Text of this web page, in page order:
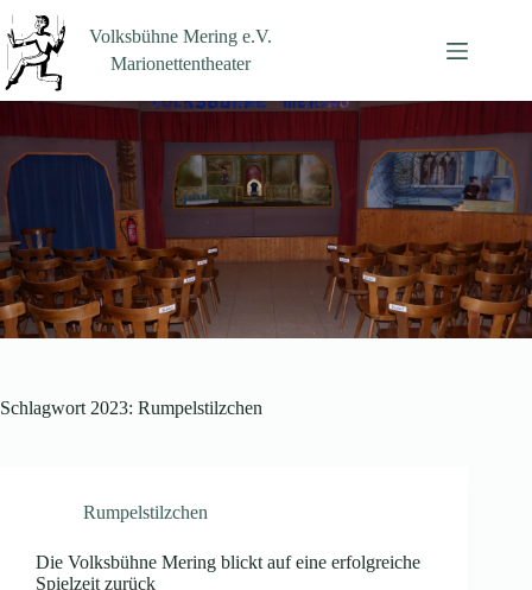
Inhalt
springen
Volksbühne Mering e.V.
Marionettentheater
Schlagwort 2023: Rumpelstilzchen
Rumpelstilzchen
Die Volksbühne Mering blickt auf eine erfolgreiche
Spielzeit zurück